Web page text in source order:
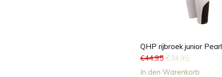
QHP rijbroek junior Pearl
€44,95 €34,95
In den Warenkorb